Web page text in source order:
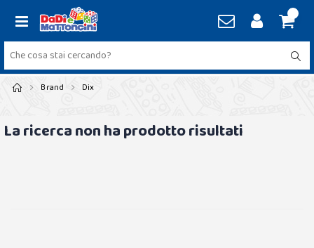
Brand Dix
La ricerca non ha prodotto risultati